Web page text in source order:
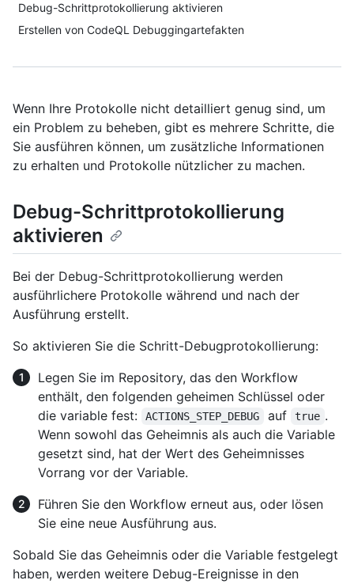
Debug-Schrittprotokollierung aktivieren
Erstellen von CodeQL Debuggingartefakten
Wenn Ihre Protokolle nicht detailliert genug sind, um
ein Problem zu beheben, gibt es mehrere Schritte, die
Sie ausführen können, um zusätzliche Informationen
zu erhalten und Protokolle nützlicher zu machen.
Debug-Schrittprotokollierung
aktivieren
Bei der Debug-Schrittprotokollierung werden
ausführlichere Protokolle während und nach der
Ausführung erstellt.
So aktivieren Sie die Schritt-Debugprotokollierung:
Legen Sie im Repository, das den Workflow
enthält, den folgenden geheimen Schlüssel oder
die variable fest:
ACTIONS_STEP_DEBUG auf true .
Wenn sowohl das Geheimnis als auch die Variable
gesetzt sind, hat der Wert des Geheimnisses
Vorrang vor der Variable.
Führen Sie den Workflow erneut aus, oder lösen
Sie eine neue Ausführung aus.
Sobald Sie das Geheimnis oder die Variable festgelegt
haben, werden weitere Debug-Ereignisse in den